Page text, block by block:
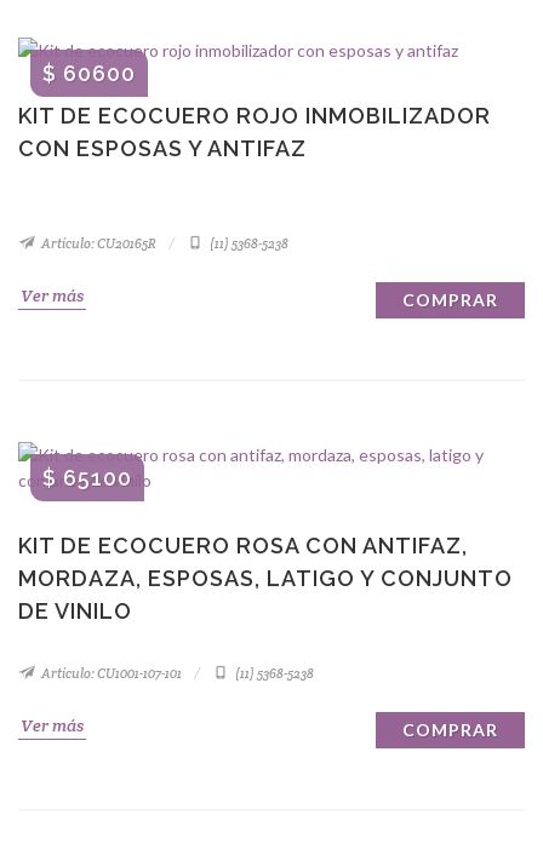
KIT DE ECOCUERO ROJO INMOBILIZADOR
CON ESPOSAS Y ANTIFAZ
$ 60600
Artículo: CU20165R (11) 5368-5238
Ver más COMPRAR
KIT DE ECOCUERO ROSA CON ANTIFAZ,
MORDAZA, ESPOSAS, LATIGO Y CONJUNTO
DE VINILO
$ 65100
Artículo: CU1001-107-101 (11) 5368-5238
Ver más COMPRAR